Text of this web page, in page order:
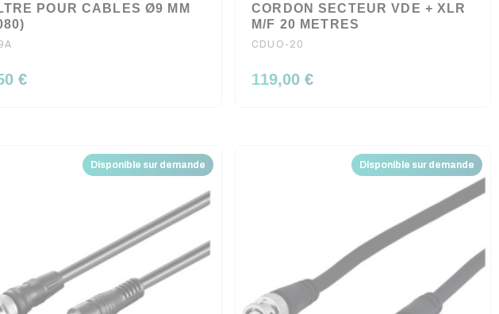
POUR CABLES Ø9 MM
€
CORDON SECTEUR VDE + XLR
M/F 20 METRES
CDUO-20
119,00 €
Disponible sur demande Disponible sur demande